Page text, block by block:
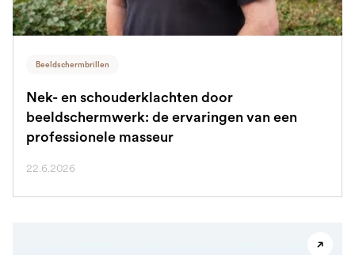
Beeldschermbrillen
Nek- en schouderklachten door
beeldschermwerk: de ervaringen van een
professionele masseur
22.6.2026